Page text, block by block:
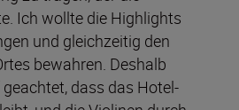
Ich wollte die Highlights
und gleichzeitig den
bewahren. Deshalb
dass das Hotel-